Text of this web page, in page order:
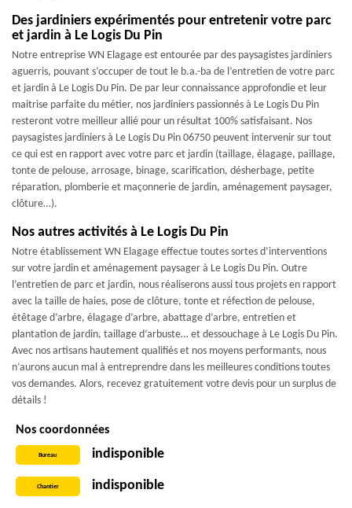
Des jardiniers expérimentés pour entretenir votre parc
et jardin à Le Logis Du Pin
Notre entreprise WN Elagage est entourée par des paysagistes jardiniers
aguerris, pouvant s’occuper de tout le b.a.-ba de l’entretien de votre parc
et jardin à Le Logis Du Pin. De par leur connaissance approfondie et leur
maitrise parfaite du métier, nos jardiniers passionnés à Le Logis Du Pin
resteront votre meilleur allié pour un résultat 100% satisfaisant. Nos
paysagistes jardiniers à Le Logis Du Pin 06750 peuvent intervenir sur tout
ce qui est en rapport avec votre parc et jardin (taillage, élagage, paillage,
tonte de pelouse, arrosage, binage, scarification, désherbage, petite
réparation, plomberie et maçonnerie de jardin, aménagement paysager,
clôture…).
Nos autres activités à Le Logis Du Pin
Notre établissement WN Elagage effectue toutes sortes d’interventions
sur votre jardin et aménagement paysager à Le Logis Du Pin. Outre
l’entretien de parc et jardin, nous réaliserons aussi tous projets en rapport
avec la taille de haies, pose de clôture, tonte et réfection de pelouse,
étêtage d’arbre, élagage d’arbre, abattage d’arbre, entretien et
plantation de jardin, taillage d’arbuste… et dessouchage à Le Logis Du Pin.
Avec nos artisans hautement qualifiés et nos moyens performants, nous
n’aurons aucun mal à entreprendre dans les meilleures conditions toutes
vos demandes. Alors, recevez gratuitement votre devis pour un surplus de
détails !
Nos coordonnées
Bureau indisponible
Chantier indisponible